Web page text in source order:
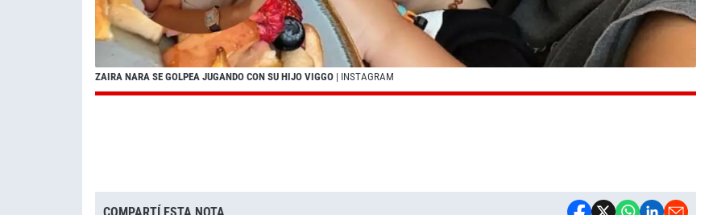
ZAIRA NARA SE GOLPEA JUGANDO CON SU HIJO VIGGO | INSTAGRAM
COMPARTÍ ESTA NOTA